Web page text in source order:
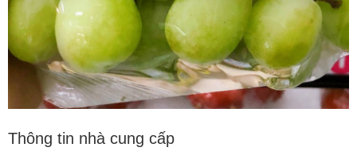
Thông tin nhà cung cấp